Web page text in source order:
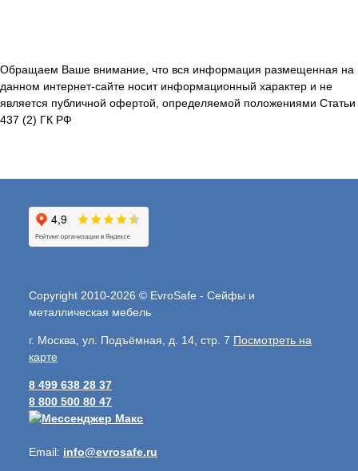
Обращаем Ваше внимание, что вся информация размещенная на
данном интернет-сайте носит информационный характер и не
является публичной офертой, определяемой положениями Статьи
437 (2) ГК РФ
Copyright 2010-2026 © EvroSafe - Сейфы и
металлическая мебель
г. Москва, ул. Подъёмная, д. 14, стр. 7 Посмотреть на
карте
8 499 638 28 37
8 800 500 80 47
Email: info@evrosafe.ru